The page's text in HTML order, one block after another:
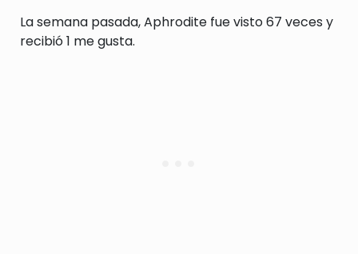
La semana pasada, Aphrodite fue visto 67 veces y
recibió 1 me gusta.